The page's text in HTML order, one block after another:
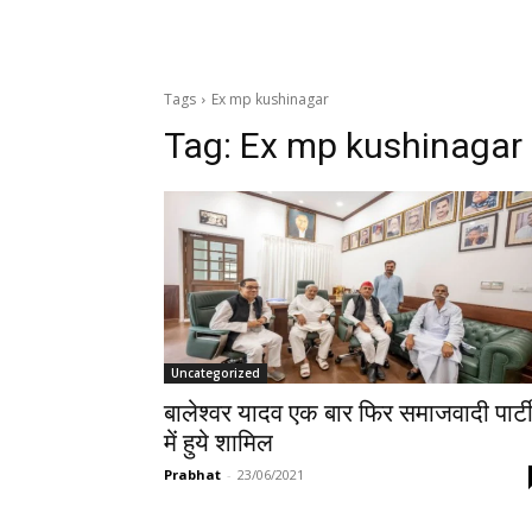
Tags Ex mp kushinagar
Tag: Ex mp kushinagar
Uncategorized
बालेश्वर यादव एक बार फिर समाजवादी पार्टी
में हुये शामिल
Prabhat - 23/06/2021